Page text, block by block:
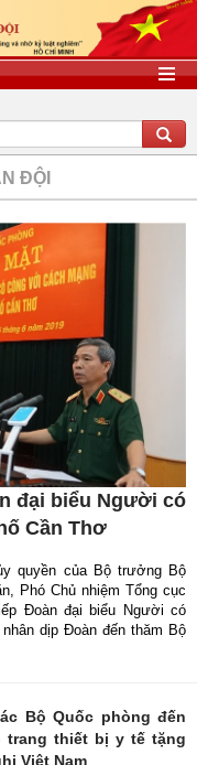
ĐỘI
đại biểu Người có
Cần Thơ
quyền của Bộ trưởng Bộ
Phó Chủ nhiệm Tổng cục
Đoàn đại biểu Người có
dịp Đoàn đến thăm Bộ
Bộ Quốc phòng đến
trang thiết bị y tế tặng
Việt Nam